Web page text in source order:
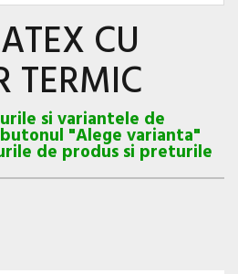
CU
TERMIC
si variantele de
"Alege varianta"
de produs si preturile